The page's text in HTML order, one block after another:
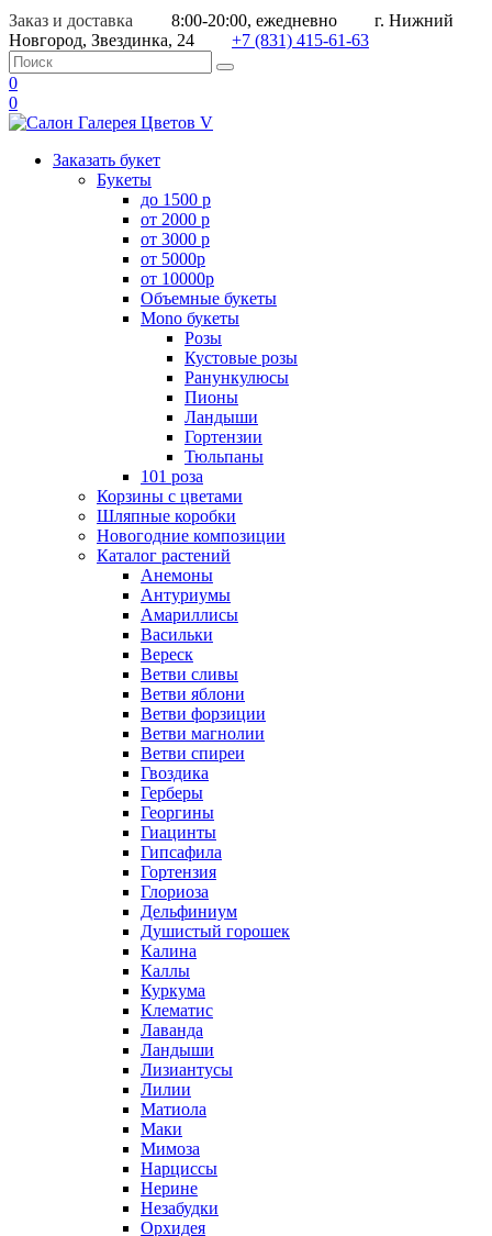
Заказ и доставка 8:00-20:00, ежедневно
г. Нижний
Новгород, Звездинка, 24
+7 (831) 415-61-63
0
0
Заказать букет
Букеты
до 1500 р
от 2000 р
от 3000 р
от 5000р
от 10000р
Объемные букеты
Mono букеты
Розы
Кустовые розы
Ранункулюсы
Пионы
Ландыши
Гортензии
Тюльпаны
101 роза
Корзины с цветами
Шляпные коробки
Новогодние композиции
Каталог растений
Анемоны
Антуриумы
Амариллисы
Васильки
Вереск
Ветви сливы
Ветви яблони
Ветви форзиции
Ветви магнолии
Ветви спиреи
Гвоздика
Герберы
Георгины
Гиацинты
Гипсафила
Гортензия
Глориоза
Дельфиниум
Душистый горошек
Калина
Каллы
Куркума
Клематис
Лаванда
Ландыши
Лизиантусы
Лилии
Матиола
Маки
Мимоза
Нарциссы
Нерине
Незабудки
Орхидея